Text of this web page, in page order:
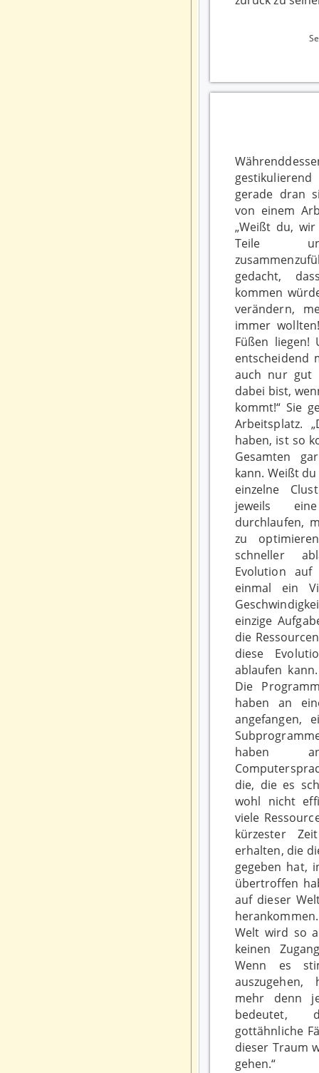
gerade dran
von einem
„Weißt du,
Teile
gedacht,
kommen
verändern,
immer
Füßen
entscheidend
auch nur gut
dabei bist,
kommt!“ Sie
Arbeitsplatz.
haben, ist so
Gesamten
kann. Weißt
einzelne
jeweils
durchlaufen,
zu
schneller
Evolution
einmal ein
einzige
die
diese
ablaufen
Die
haben an
angefangen,
haben
die, die es
wohl nicht
viele
kürzester
erhalten, die
gegeben hat,
übertroffen
auf dieser
Welt wird so
keinen
Wenn es
mehr denn
bedeutet,
gottähnliche
dieser Traum
gehen.“